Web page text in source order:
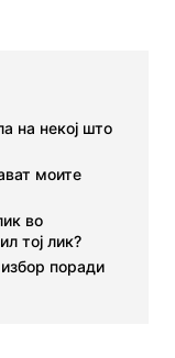
на некој што
моите
во
тој лик?
поради